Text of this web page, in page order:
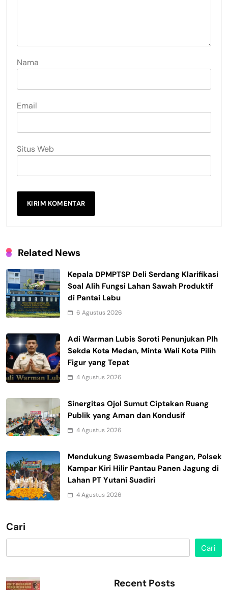
Nama
Email
Situs Web
Related News
Kepala DPMPTSP Deli Serdang Klarifikasi
Soal Alih Fungsi Lahan Sawah Produktif
di Pantai Labu
6 Agustus 2026
Adi Warman Lubis Soroti Penunjukan Plh
Sekda Kota Medan, Minta Wali Kota Pilih
Figur yang Tepat
4 Agustus 2026
Sinergitas Ojol Sumut Ciptakan Ruang
Publik yang Aman dan Kondusif
4 Agustus 2026
Mendukung Swasembada Pangan, Polsek
Kampar Kiri Hilir Pantau Panen Jagung di
Lahan PT Yutani Suadiri
4 Agustus 2026
Cari
Cari
Recent Posts